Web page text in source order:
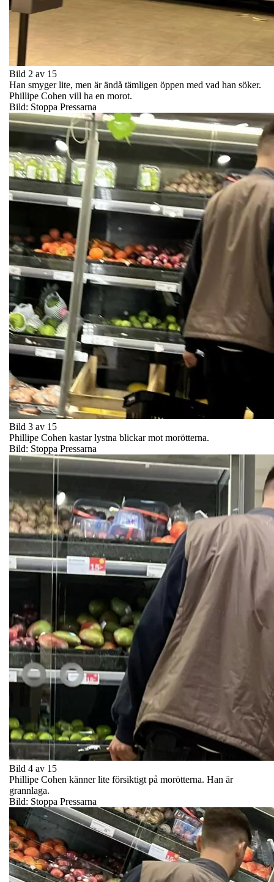
Bild 2 av 15
Han smyger lite, men är ändå tämligen öppen med vad han söker.
Phillipe Cohen vill ha en morot.
Bild: Stoppa Pressarna
Bild 3 av 15
Phillipe Cohen kastar lystna blickar mot morötterna.
Bild: Stoppa Pressarna
Bild 4 av 15
Phillipe Cohen känner lite försiktigt på morötterna. Han är
grannlaga.
Bild: Stoppa Pressarna